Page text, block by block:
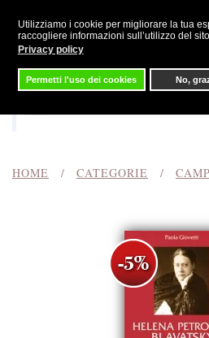
Utilizziamo i cookie per migliorare la tua
raccogliere informazioni sull’utilizzo del
Privacy policy
Permetti l'uso dei cookies No,
Skip to main content
HOME CATEGORIE